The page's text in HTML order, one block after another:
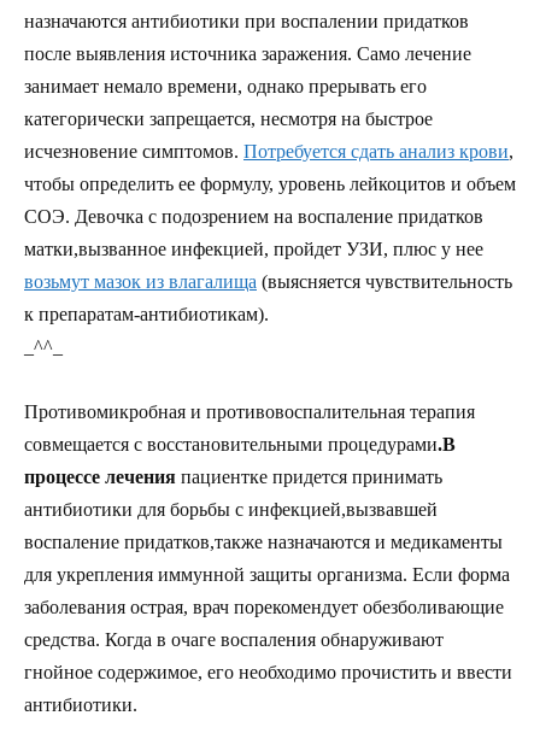
назначаются антибиотики при воспалении придатков
после выявления источника заражения. Само лечение
занимает немало времени, однако прерывать его
категорически запрещается, несмотря на быстрое
исчезновение симптомов. Потребуется сдать анализ крови,
чтобы определить ее формулу, уровень лейкоцитов и объем
СОЭ. Девочка с подозрением на воспаление придатков
матки,вызванное инфекцией, пройдет УЗИ, плюс у нее
возьмут мазок из влагалища (выясняется чувствительность
к препаратам-антибиотикам).
_^^_
Противомикробная и противовоспалительная терапия
совмещается с восстановительными процедурами.В
процессе лечения пациентке придется принимать
антибиотики для борьбы с инфекцией,вызвавшей
воспаление придатков,также назначаются и медикаменты
для укрепления иммунной защиты организма. Если форма
заболевания острая, врач порекомендует обезболивающие
средства. Когда в очаге воспаления обнаруживают
гнойное содержимое, его необходимо прочистить и ввести
антибиотики.